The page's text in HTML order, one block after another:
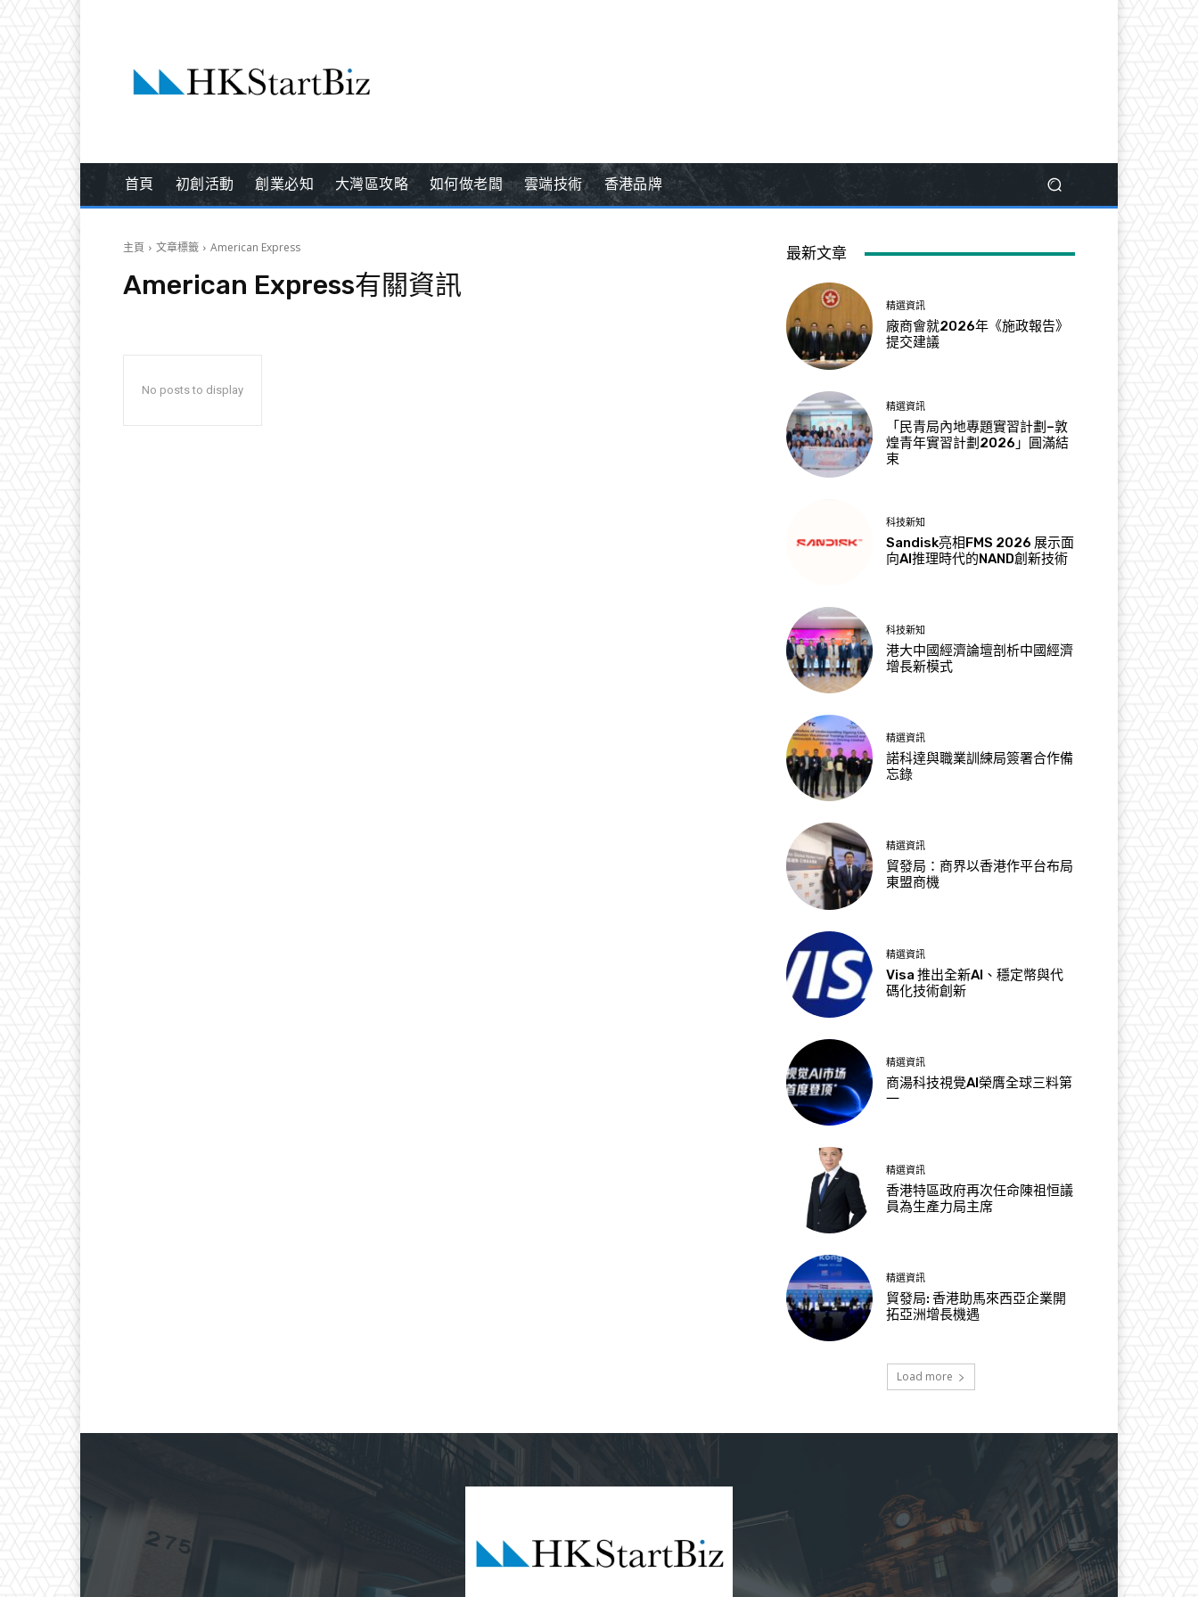
首頁 初創活動 創業必知 大灣區攻略 如何做老闆 雲端技術 香港品牌
主頁 文章標籤 American Express
American Express有關資訊
No posts to display
最新文章
精選資訊
廠商會就2026年《施政報告》
提交建議
精選資訊
「民青局內地專題實習計劃–敦
煌青年實習計劃2026」圓滿結
束
科技新知
Sandisk亮相FMS 2026 展示面
向AI推理時代的NAND創新技術
科技新知
港大中國經濟論壇剖析中國經濟
增長新模式
精選資訊
諾科達與職業訓練局簽署合作備
忘錄
精選資訊
貿發局：商界以香港作平台布局
東盟商機
精選資訊
Visa 推出全新AI、穩定幣與代
碼化技術創新
精選資訊
商湯科技視覺AI榮膺全球三料第
一
精選資訊
香港特區政府再次任命陳祖恒議
員為生產力局主席
精選資訊
貿發局: 香港助馬來西亞企業開
拓亞洲增長機遇
Load more